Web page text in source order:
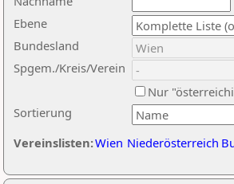
Ebene
Sortierung
Bundesland
Spgem./Kreis/Verein
Nur
Vereinslisten:Wien Niederösterreich